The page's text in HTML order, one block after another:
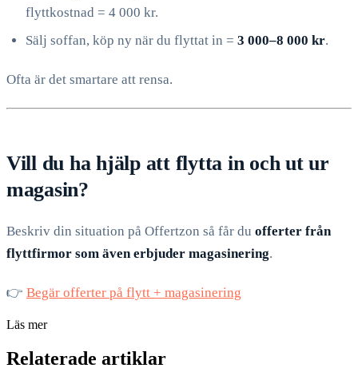
flyttkostnad = 4 000 kr.
Sälj soffan, köp ny när du flyttat in = 3 000–8 000 kr.
Ofta är det smartare att rensa.
Vill du ha hjälp att flytta in och ut ur
magasin?
Beskriv din situation på Offertzon så får du offerter från
flyttfirmor som även erbjuder magasinering.
👉 Begär offerter på flytt + magasinering
Läs mer
Relaterade artiklar